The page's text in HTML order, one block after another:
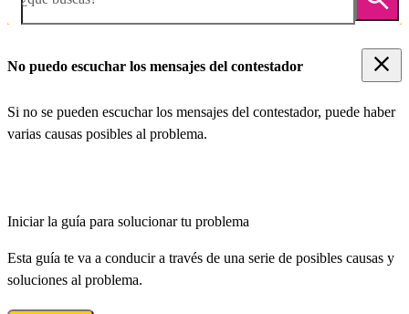
No puedo escuchar los mensajes del contestador
Si no se pueden escuchar los mensajes del contestador, puede haber
varias causas posibles al problema.
Iniciar la guía para solucionar tu problema
Esta guía te va a conducir a través de una serie de posibles causas y
soluciones al problema.